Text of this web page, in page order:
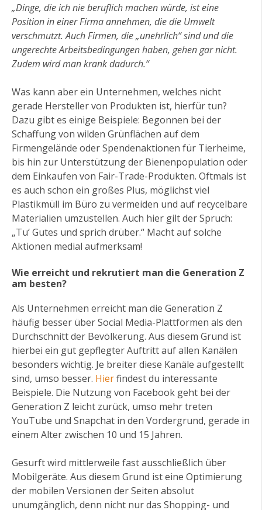
„Dinge, die ich nie beruflich machen würde, ist eine
Position in einer Firma annehmen, die die Umwelt
verschmutzt. Auch Firmen, die „unehrlich“ sind und die
ungerechte Arbeitsbedingungen haben, gehen gar nicht.
Zudem wird man krank dadurch.“
Was kann aber ein Unternehmen, welches nicht
gerade Hersteller von Produkten ist, hierfür tun?
Dazu gibt es einige Beispiele: Begonnen bei der
Schaffung von wilden Grünflächen auf dem
Firmengelände oder Spendenaktionen für Tierheime,
bis hin zur Unterstützung der Bienenpopulation oder
dem Einkaufen von Fair-Trade-Produkten. Oftmals ist
es auch schon ein großes Plus, möglichst viel
Plastikmüll im Büro zu vermeiden und auf recycelbare
Materialien umzustellen. Auch hier gilt der Spruch:
„Tu‘ Gutes und sprich drüber.“ Macht auf solche
Aktionen medial aufmerksam!
Wie erreicht und rekrutiert man die Generation Z
am besten?
Als Unternehmen erreicht man die Generation Z
häufig besser über Social Media-Plattformen als den
Durchschnitt der Bevölkerung. Aus diesem Grund ist
hierbei ein gut gepflegter Auftritt auf allen Kanälen
besonders wichtig. Je breiter diese Kanäle aufgestellt
sind, umso besser. Hierfindest du interessante
Beispiele. Die Nutzung von Facebook geht bei der
Generation Z leicht zurück, umso mehr treten
YouTube und Snapchat in den Vordergrund, gerade in
einem Alter zwischen 10 und 15 Jahren.
Gesurft wird mittlerweile fast ausschließlich über
Mobilgeräte. Aus diesem Grund ist eine Optimierung
der mobilen Versionen der Seiten absolut
unumgänglich, denn nicht nur das Shopping- und